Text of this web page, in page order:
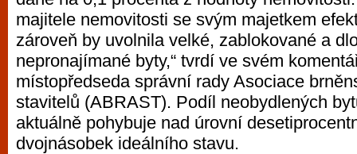
majitele nemovitosti se svým majetkem
zároveň by uvolnila velké, zablokované a
nepronajímané byty,“ tvrdí ve svém
místopředseda správní rady Asociace
stavitelů (ABRAST). Podíl neobydlených
aktuálně pohybuje nad úrovní
dvojnásobek ideálního stavu.